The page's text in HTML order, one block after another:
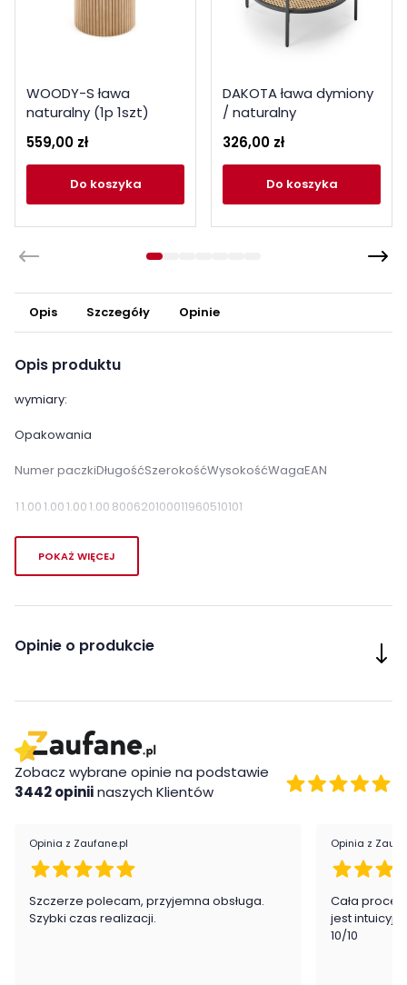
WOODY-S ława
naturalny (1p 1szt)
559,00 zł
do koszyka
DAKOTA ława dymiony
/ naturalny
326,00 zł
do koszyka
Opis Szczegóły Opinie
Opis produktu
wymiary:
Opakowania
Numer paczkiDługośćSzerokośćWysokośćWagaEAN
11.001.001.001.00 800620100011960510101
Cechy charakterystyczne
kawowych:
Brązowy
POKAŻ WIĘCEJ
Opinie o produkcie
Zobacz wybrane opinie na podstawie
3442 opiniinaszych Klientów
Opinia z Zaufane.pl
Szczerze polecam, przyjemna obsługa.
Szybki czas realizacji.
Opinia z
Cała
jest
10/10